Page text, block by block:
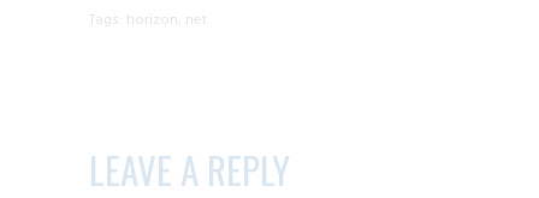
Tags: horizon, net
LEAVE A REPLY